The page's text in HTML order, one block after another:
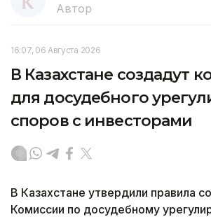
Автор
16:07, 06 Августа 2026
В Казахстане создадут
для досудебного
споров с инвесторами
В Казахстане утвердили правила
Комиссии по досудебному